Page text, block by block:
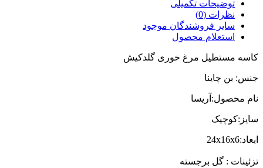
توضیحات تکمیلی
نظرات (0)
سایر فروشندگان موجود
استعلام محصول
کاسه مستطیل مرغ خوری گلدکیش
جنس: بن چاینا
نام محصول:آریسا
سایز:کوچیک
ابعاد:24x16x6
تزئینات : گل برجسته